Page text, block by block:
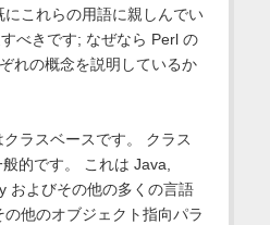
にこれらの用語に親しんでい
べきです; なぜなら Perl の
れの概念を説明しているか
ラスベースです。 クラス
的です。 これは Java,
およびその他の多くの言語
他のオブジェクト指向パラ